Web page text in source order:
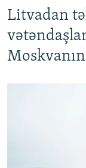
Litvadan